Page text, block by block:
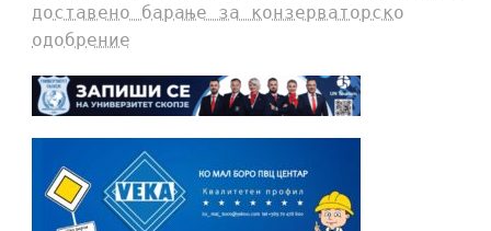
доставено барање за конзерваторско
одобрение